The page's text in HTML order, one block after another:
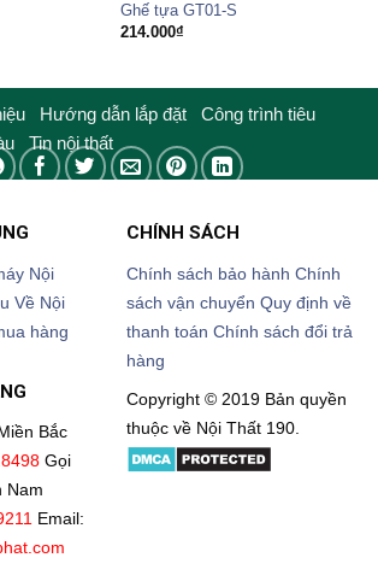
Ghế tựa GT01-S
214.000₫
Hướng dẫn lắp đặt Công trình tiêu
Tin nội thất
Nội
Về Nội
hàng
CHÍNH SÁCH
Chính sách bảo hành Chính
sách vận chuyển Quy định về
thanh toán Chính sách đổi trả
hàng
Bắc
Gọi
Nam
Email:
Copyright © 2019 Bản quyền
thuộc về Nội Thất 190.